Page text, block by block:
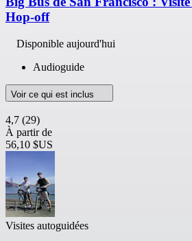
Hop-off
Disponible aujourd'hui
Audioguide
Voir ce qui est inclus
4,7 (29)
À partir de
56,10 $US
Visites autoguidées